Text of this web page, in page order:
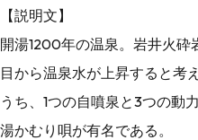
【説明文】
開湯1200年の温泉。岩井火
目から温泉水が上昇すると考
うち、1つの自噴泉と3つの動
湯かむり唄が有名である。